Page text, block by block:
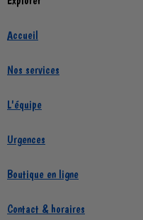
Accueil
Nos services
L'équipe
Urgences
Boutique en ligne
Contact & horaires